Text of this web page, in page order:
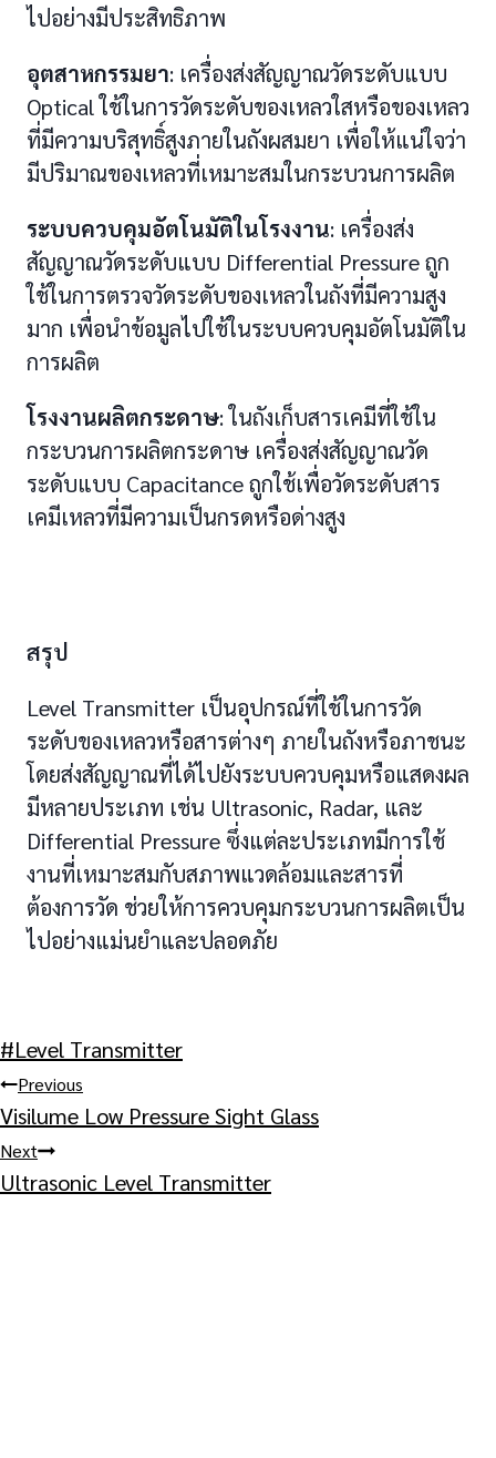
ไปอย่างมีประสิทธิภาพ
อุตสาหกรรมยา: เครื่องส่งสัญญาณวัดระดับแบบ
Optical ใช้ในการวัดระดับของเหลวใสหรือของเหลว
ที่มีความบริสุทธิ์สูงภายในถังผสมยา เพื่อให้แน่ใจว่า
มีปริมาณของเหลวที่เหมาะสมในกระบวนการผลิต
ระบบควบคุมอัตโนมัติในโรงงาน: เครื่องส่ง
สัญญาณวัดระดับแบบ Differential Pressure ถูก
ใช้ในการตรวจวัดระดับของเหลวในถังที่มีความสูง
มาก เพื่อนำข้อมูลไปใช้ในระบบควบคุมอัตโนมัติใน
การผลิต
โรงงานผลิตกระดาษ: ในถังเก็บสารเคมีที่ใช้ใน
กระบวนการผลิตกระดาษ เครื่องส่งสัญญาณวัด
ระดับแบบ Capacitance ถูกใช้เพื่อวัดระดับสาร
เคมีเหลวที่มีความเป็นกรดหรือด่างสูง
สรุป
Level Transmitter เป็นอุปกรณ์ที่ใช้ในการวัด
ระดับของเหลวหรือสารต่างๆ ภายในถังหรือภาชนะ
โดยส่งสัญญาณที่ได้ไปยังระบบควบคุมหรือแสดงผล
มีหลายประเภท เช่น Ultrasonic, Radar, และ
Differential Pressure ซึ่งแต่ละประเภทมีการใช้
งานที่เหมาะสมกับสภาพแวดล้อมและสารที่
ต้องการวัด ช่วยให้การควบคุมกระบวนการผลิตเป็น
ไปอย่างแม่นยำและปลอดภัย
Post
Tags:
#Level Transmitter
Post
navigation
Previous
Visilume Low Pressure Sight Glass
Next
Ultrasonic Level Transmitter